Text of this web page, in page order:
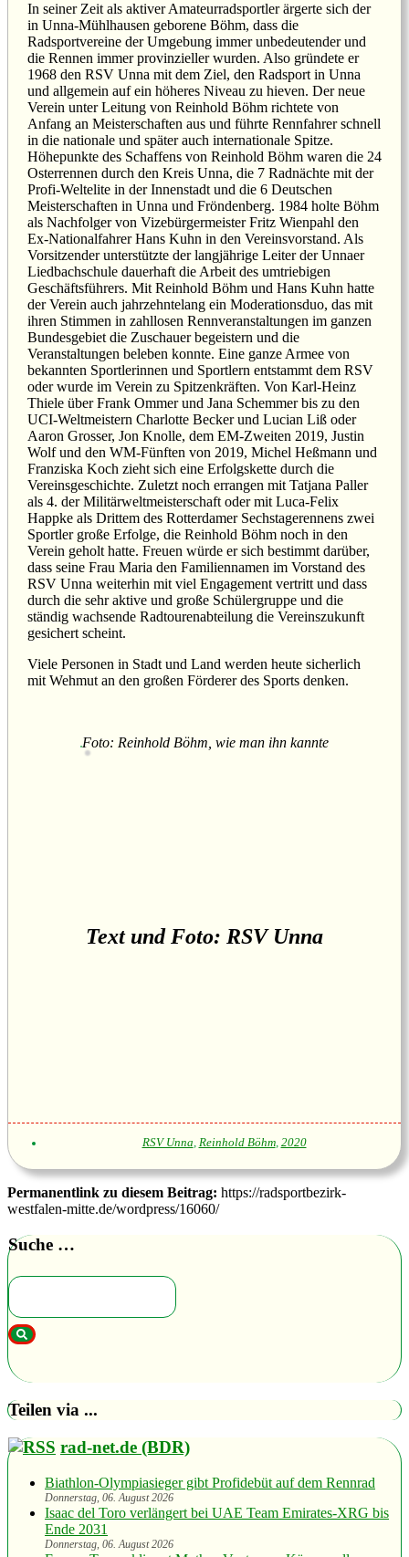
In seiner Zeit als aktiver Amateurradsportler ärgerte sich der
in Unna-Mühlhausen geborene Böhm, dass die
Radsportvereine der Umgebung immer unbedeutender und
die Rennen immer provinzieller wurden. Also gründete er
1968 den RSV Unna mit dem Ziel, den Radsport in Unna
und allgemein auf ein höheres Niveau zu hieven. Der neue
Verein unter Leitung von Reinhold Böhm richtete von
Anfang an Meisterschaften aus und führte Rennfahrer schnell
in die nationale und später auch internationale Spitze.
Höhepunkte des Schaffens von Reinhold Böhm waren die 24
Osterrennen durch den Kreis Unna, die 7 Radnächte mit der
Profi-Weltelite in der Innenstadt und die 6 Deutschen
Meisterschaften in Unna und Fröndenberg. 1984 holte Böhm
als Nachfolger von Vizebürgermeister Fritz Wienpahl den
Ex-Nationalfahrer Hans Kuhn in den Vereinsvorstand. Als
Vorsitzender unterstützte der langjährige Leiter der Unnaer
Liedbachschule dauerhaft die Arbeit des umtriebigen
Geschäftsführers. Mit Reinhold Böhm und Hans Kuhn hatte
der Verein auch jahrzehntelang ein Moderationsduo, das mit
ihren Stimmen in zahllosen Rennveranstaltungen im ganzen
Bundesgebiet die Zuschauer begeistern und die
Veranstaltungen beleben konnte. Eine ganze Armee von
bekannten Sportlerinnen und Sportlern entstammt dem RSV
oder wurde im Verein zu Spitzenkräften. Von Karl-Heinz
Thiele über Frank Ommer und Jana Schemmer bis zu den
UCI-Weltmeistern Charlotte Becker und Lucian Liß oder
Aaron Grosser, Jon Knolle, dem EM-Zweiten 2019, Justin
Wolf und den WM-Fünften von 2019, Michel Heßmann und
Franziska Koch zieht sich eine Erfolgskette durch die
Vereinsgeschichte. Zuletzt noch errangen mit Tatjana Paller
als 4. der Militärweltmeisterschaft oder mit Luca-Felix
Happke als Drittem des Rotterdamer Sechstagerennens zwei
Sportler große Erfolge, die Reinhold Böhm noch in den
Verein geholt hatte. Freuen würde er sich bestimmt darüber,
dass seine Frau Maria den Familiennamen im Vorstand des
RSV Unna weiterhin mit viel Engagement vertritt und dass
durch die sehr aktive und große Schülergruppe und die
ständig wachsende Radtourenabteilung die Vereinszukunft
gesichert scheint.
Viele Personen in Stadt und Land werden heute sicherlich
mit Wehmut an den großen Förderer des Sports denken.
Foto: Reinhold Böhm, wie man ihn kannte
Text und Foto: RSV Unna
RSV Unna, Reinhold Böhm, 2020
Permanentlink zu diesem Beitrag: https://radsportbezirk-
westfalen-mitte.de/wordpress/16060/
Suche …
Teilen via ...
rad-net.de (BDR)
Biathlon-Olympiasieger gibt Profidebüt auf dem Rennrad
Donnerstag, 06. August 2026
Isaac del Toro verlängert bei UAE Team Emirates-XRG bis
Ende 2031
Donnerstag, 06. August 2026